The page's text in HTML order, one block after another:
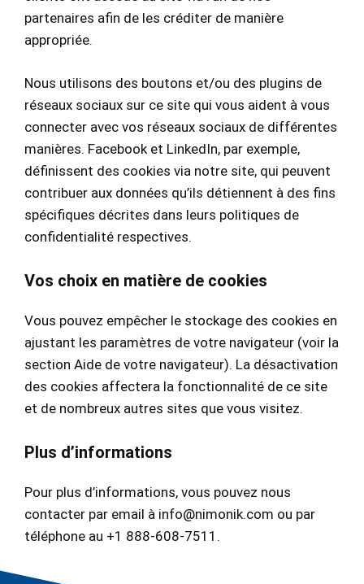
partenaires afin de les créditer de manière
appropriée.
Nous utilisons des boutons et/ou des plugins de
réseaux sociaux sur ce site qui vous aident à vous
connecter avec vos réseaux sociaux de différentes
manières. Facebook et LinkedIn, par exemple,
définissent des cookies via notre site, qui peuvent
contribuer aux données qu’ils détiennent à des fins
spécifiques décrites dans leurs politiques de
confidentialité respectives.
Vos choix en matière de cookies
Vous pouvez empêcher le stockage des cookies en
ajustant les paramètres de votre navigateur (voir la
section Aide de votre navigateur). La désactivation
des cookies affectera la fonctionnalité de ce site
et de nombreux autres sites que vous visitez.
Plus d’informations
Pour plus d’informations, vous pouvez nous
contacter par email à info@nimonik.com ou par
téléphone au +1 888-608-7511 .